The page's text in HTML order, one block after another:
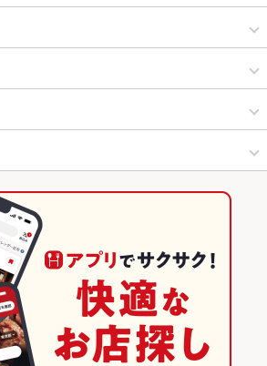
ン・フレンチ
ン
レンチ
ンバール
ングバー・バル
チ
バル
タリアンバール
ンチ
パスタ
パンケーキ
ンチランキング
ング
ランキング
アン・フレンチランキング